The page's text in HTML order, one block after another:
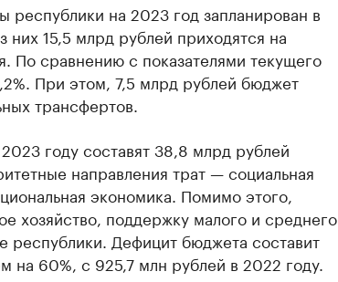
на 2023 год запланирован в
15,5 млрд рублей приходятся на
По сравнению с показателями текущего
При этом, 7,5 млрд рублей бюджет
трансфертов.
году составят 38,8 млрд рублей
направления трат — социальная
экономика. Помимо этого,
хозяйство, поддержку малого и среднего
республики. Дефицит бюджета составит
на 60%, с 925,7 млн рублей в 2022 году.